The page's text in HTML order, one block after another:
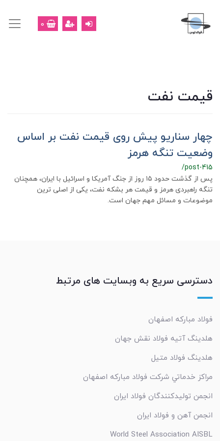
0
قیمت نفت
چهار سناریو پیش روی قیمت نفت بر اساس
وضعیت تنگه هرمز
/post-415
پس از گذشت حدود ۱۵ روز از جنگ آمریکا و اسرائیل با ایران، همچنان
تنگه راهبردی هرمز و قیمت هر بشکه نفت، یکی از اصلی ترين
موضوعات و مسائل مهم جهان است.
دسترسی سریع به وبسایت های مرتبط
فولاد مبارکه اصفهان
هلدینگ آتیه فولاد نقش جهان
هلدینگ فولاد متیل
مراکز خدماتي شرکت فولاد مبارکه اصفهان
انجمن تولیدکنندگان فولاد ایران
انجمن آهن و فولاد ایران
World Steel Association AISBL